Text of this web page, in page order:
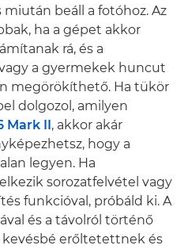
beáll a fotóhoz. Az
ha a gépet akkor
rá, és a
a gyermekek huncut
megörökíthető. Ha tükör
dolgozol, amilyen
Mark II, akkor akár
hogy a
legyen. Ha
sorozatfelvétel vagy
funkcióval, próbáld ki. A
és a távolról történő
erőltetettnek és